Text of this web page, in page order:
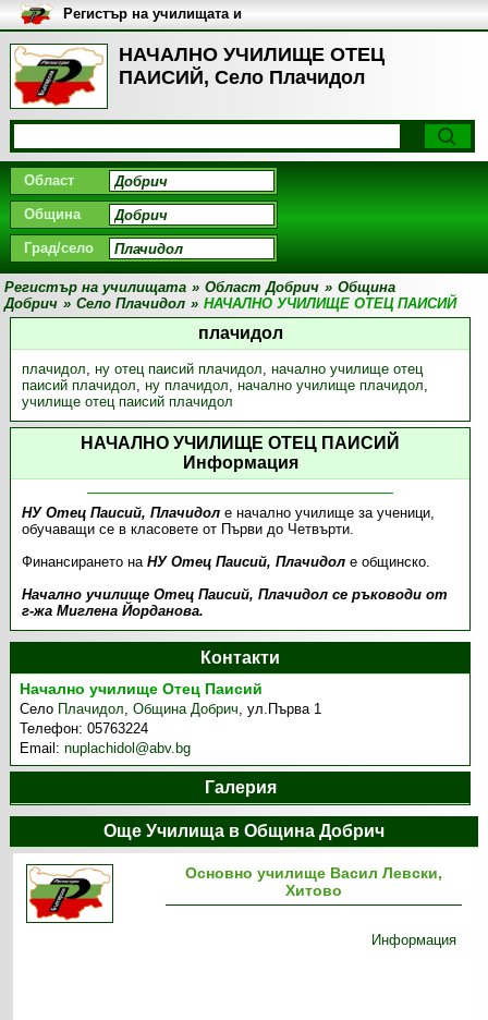
НАЧАЛНО УЧИЛИЩЕ ОТЕЦ
ПАИСИЙ, Село Плачидол
Регистър на училищата и
университетите в България
Област
Община
Град/село
Регистър на училищата » Област Добрич » Община
Добрич » Село Плачидол » НАЧАЛНО УЧИЛИЩЕ ОТЕЦ ПАИСИЙ
плачидол
плачидол, ну отец паисий плачидол, начално училище отец
паисий плачидол, ну плачидол, начално училище плачидол,
училище отец паисий плачидол
НАЧАЛНО УЧИЛИЩЕ ОТЕЦ ПАИСИЙ
Информация
НУ Отец Паисий, Плачидоле начално училище за ученици,
обучаващи се в класовете от Първи до Четвърти.
Финансирането на НУ Отец Паисий, Плачидол е общинско.
Начално училище Отец Паисий, Плачидол се ръководи от
г-жа Миглена Йорданова.
Контакти
Начално училище Отец Паисий
Село Плачидол,Община Добрич,ул.Първа 1
Телефон:05763224
Email:nuplachidol@abv.bg
Галерия
Още Училища в Община Добрич
Основно училище Васил Левски,
Хитово
Информация